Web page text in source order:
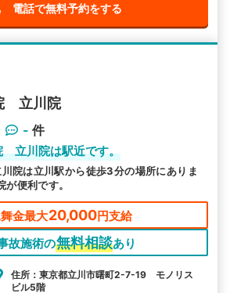
電話で無料予約をする
立川院
- 件
立川院は駅近です。
院は立川駅から徒歩3分の場所にありま
便利です。
金最大20,000円支給
故施術の無料相談あり
住所：東京都立川市曙町2-7-19 モノリス
ビル5階